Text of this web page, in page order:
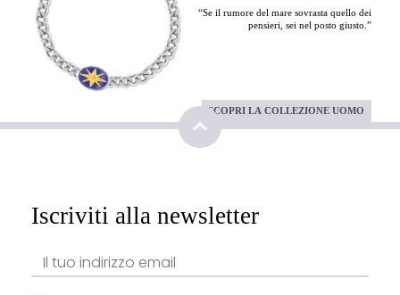
“Se il rumore del mare sovrasta quello dei
pensieri, sei nel posto giusto.”
SCOPRI LA COLLEZIONE UOMO
Iscriviti alla newsletter